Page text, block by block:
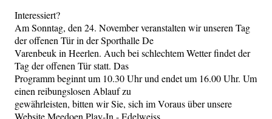
Interessiert?
Am Sonntag, den 24. November veranstalten wir unseren Tag
der offenen Tür in der Sporthalle De
Varenbeuk in Heerlen. Auch bei schlechtem Wetter findet der
Tag der offenen Tür statt. Das
Programm beginnt um 10.30 Uhr und endet um 16.00 Uhr. Um
einen reibungslosen Ablauf zu
gewährleisten, bitten wir Sie, sich im Voraus über unsere
Website Meedoen Play-In - Edelweiss